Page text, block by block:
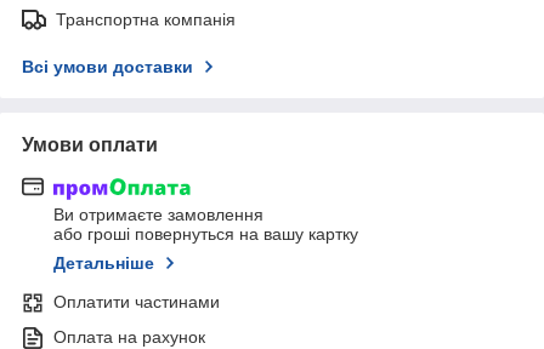
Транспортна компанія
Всі умови доставки
Умови оплати
Ви отримаєте замовлення
або гроші повернуться на вашу картку
Детальніше
Оплатити частинами
Оплата на рахунок